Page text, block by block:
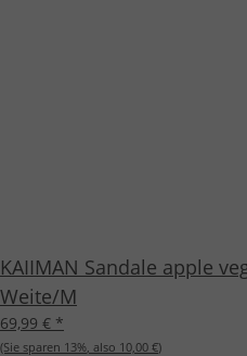
KAIIMAN Sandale apple
Weite/M
69,99 € *
(Sie sparen 13%, also 10,00 €)